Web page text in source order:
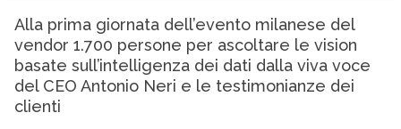
Alla prima giornata dell’evento milanese del
vendor 1.700 persone per ascoltare le vision
basate sull’intelligenza dei dati dalla viva voce
del CEO Antonio Neri e le testimonianze dei
clienti